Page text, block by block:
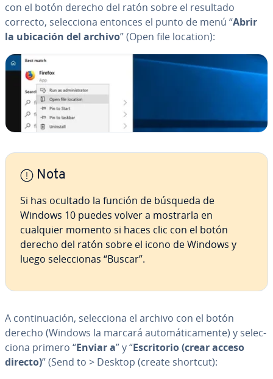
con el botón derecho del ratón sobre el resultado
correcto, se­le­c­cio­na entonces el punto de menú “Abrir
la ubicación del archivo” (Open file location):
Nota
Si has ocultado la función de búsqueda de
Windows 10 puedes volver a mostrarla en
cualquier momento si haces clic con el botón
derecho del ratón sobre el icono de Windows y
luego se­le­c­cio­nas “Buscar”.
A co­n­ti­nua­ción, se­le­c­cio­na el archivo con el botón
derecho (Windows la marcará au­to­má­ti­ca­me­n­te) y se­le­c­
cio­na primero “Enviar a” y “Es­cri­to­rio (crear acceso
directo)” (Send to > Desktop (create shortcut):